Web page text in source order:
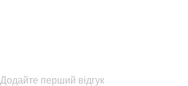
Додайте перший відгук